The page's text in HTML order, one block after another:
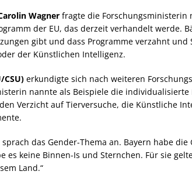
Wagnerfragte die Forschungsministerin
der EU, das derzeit verhandelt werde.
gibt und dass Programme verzahnt
der Künstlichen Intelligenz.
CSU) erkundigte sich nach weiteren
nannte als Beispiele die
Verzicht auf Tierversuche, die Künstliche
sprach das Gender-Thema an. Bayern habe
es keine Binnen-Is und Sternchen. Für sie
Land.“